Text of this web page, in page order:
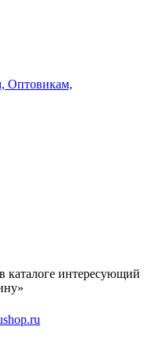
Оптовикам,
каталоге интересующий